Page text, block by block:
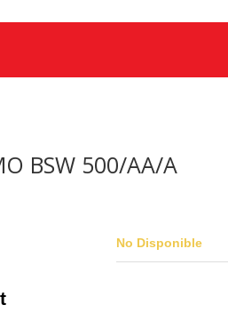
BSW 500/AA/A
No Disponible